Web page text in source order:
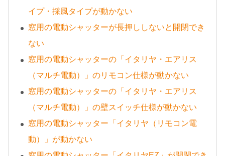
イプ・採風タイプが動かない
窓用の電動シャッターが長押ししないと開閉でき
ない
窓用の電動シャッターの「イタリヤ・エアリス
（マルチ電動）」のリモコン仕様が動かない
窓用の電動シャッターの「イタリヤ・エアリス
（マルチ電動）」の壁スイッチ仕様が動かない
窓用の電動シャッター「イタリヤ（リモコン電
動）」が動かない